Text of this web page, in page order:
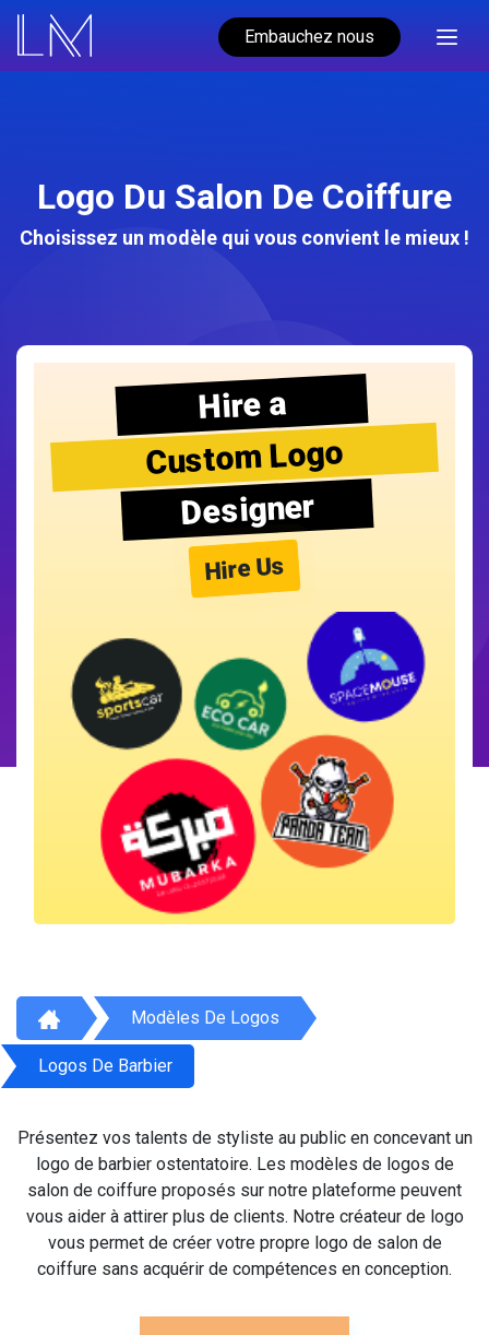
Embauchez nous
Logo Du Salon De Coiffure
Choisissez un modèle qui vous convient le mieux !
Hire a
Custom Logo
Designer
Hire Us
Modèles De Logos
Logos De Barbier
Présentez vos talents de styliste au public en concevant un
logo de barbier ostentatoire. Les modèles de logos de
salon de coiffure proposés sur notre plateforme peuvent
vous aider à attirer plus de clients. Notre créateur de logo
vous permet de créer votre propre logo de salon de
coiffure sans acquérir de compétences en conception.